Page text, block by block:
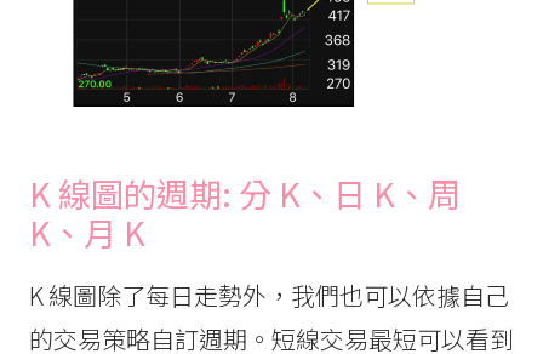
K 線圖的週期: 分 K、日 K、周
K、月 K
K 線圖除了每日走勢外，我們也可以依據自己
的交易策略自訂週期。短線交易最短可以看到